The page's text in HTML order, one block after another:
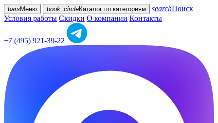
bars Меню book_circleКаталог по категориям searchПоиск
Условия работы Скидки О компании Контакты
+7 (495) 921-39-22